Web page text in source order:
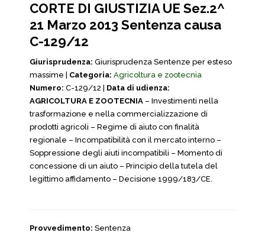
CORTE DI GIUSTIZIA UE Sez.2^
21 Marzo 2013 Sentenza causa
C-129/12
Giurisprudenza: Giurisprudenza Sentenze per esteso
massime | Categoria: Agricoltura e zootecnia
Numero: C-129/12 | Data di udienza:
AGRICOLTURA E ZOOTECNIA – Investimenti nella
trasformazione e nella commercializzazione di
prodotti agricoli – Regime di aiuto con finalità
regionale – Incompatibilità con il mercato interno –
Soppressione degli aiuti incompatibili – Momento di
concessione di un aiuto – Principio della tutela del
legittimo affidamento – Decisione 1999/183/CE.
Provvedimento: Sentenza